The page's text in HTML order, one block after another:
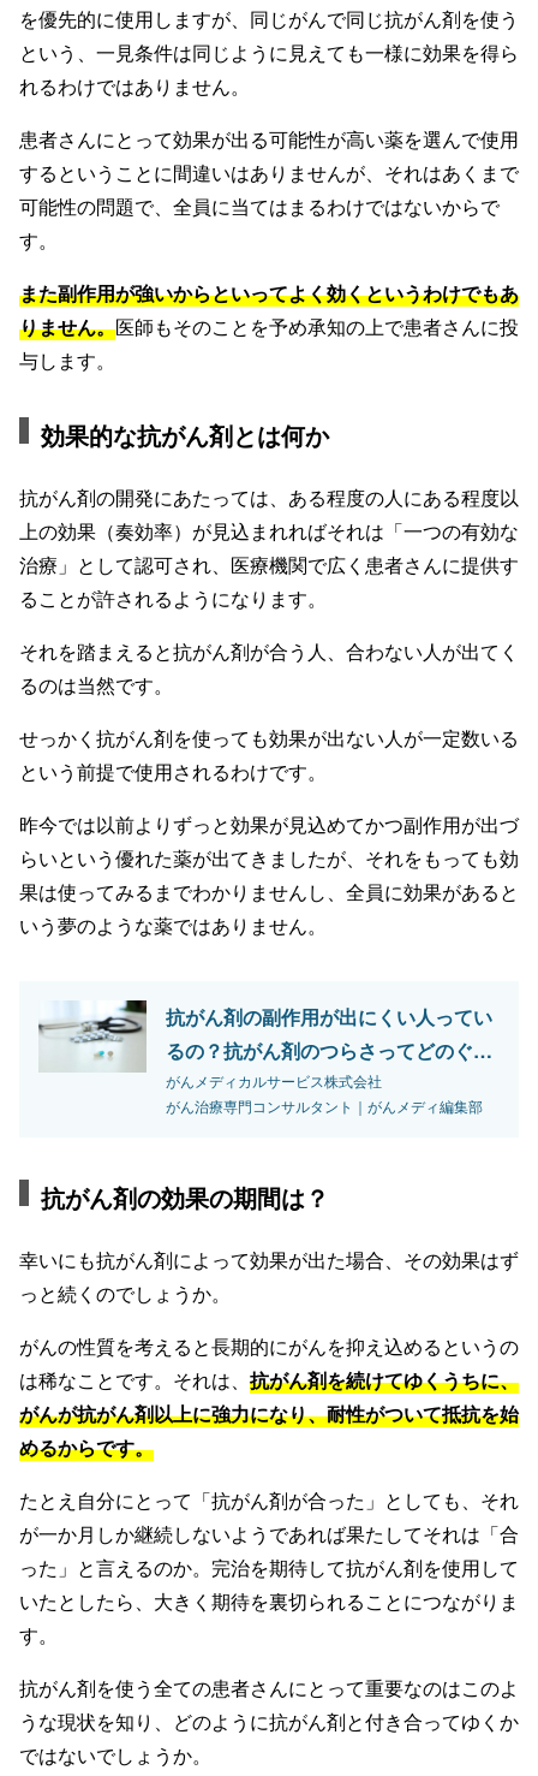
を優先的に使用しますが、同じがんで同じ抗がん剤を使う
という、一見条件は同じように見えても一様に効果を得ら
れるわけではありません。
患者さんにとって効果が出る可能性が高い薬を選んで使用
するということに間違いはありませんが、それはあくまで
可能性の問題で、全員に当てはまるわけではないからで
す。
また副作用が強いからといってよく効くというわけでもあ
りません。医師もそのことを予め承知の上で患者さんに投
与します。
効果的な抗がん剤とは何か
抗がん剤の開発にあたっては、ある程度の人にある程度以
上の効果（奏効率）が見込まれればそれは「一つの有効な
治療」として認可され、医療機関で広く患者さんに提供す
ることが許されるようになります。
それを踏まえると抗がん剤が合う人、合わない人が出てく
るのは当然です。
せっかく抗がん剤を使っても効果が出ない人が一定数いる
という前提で使用されるわけです。
昨今では以前よりずっと効果が見込めてかつ副作用が出づ
らいという優れた薬が出てきましたが、それをもっても効
果は使ってみるまでわかりませんし、全員に効果があると
いう夢のような薬ではありません。
抗がん剤の副作用が出にくい人ってい
るの？抗がん剤のつらさってどのぐら
い？
がんメディカルサービス株式会社
がん治療専門コンサルタント｜がんメディ編集部
抗がん剤の効果の期間は？
幸いにも抗がん剤によって効果が出た場合、その効果はず
っと続くのでしょうか。
がんの性質を考えると長期的にがんを抑え込めるというの
は稀なことです。それは、 抗がん剤を続けてゆくうちに、
がんが抗がん剤以上に強力になり、耐性がついて抵抗を始
めるからです。
たとえ自分にとって「抗がん剤が合った」としても、それ
が一か月しか継続しないようであれば果たしてそれは「合
った」と言えるのか。完治を期待して抗がん剤を使用して
いたとしたら、大きく期待を裏切られることにつながりま
す。
抗がん剤を使う全ての患者さんにとって重要なのはこのよ
うな現状を知り、どのように抗がん剤と付き合ってゆくか
ではないでしょうか。